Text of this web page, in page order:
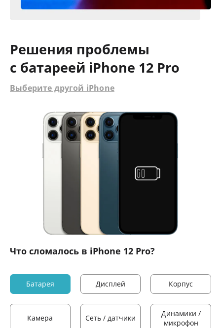
Решения проблемы
с батареей iPhone 12 Pro
Выберите другой iPhone
Что сломалось в iPhone 12 Pro?
Батарея Дисплей Корпус
Камера Сеть / датчики
Динамики /
микрофон